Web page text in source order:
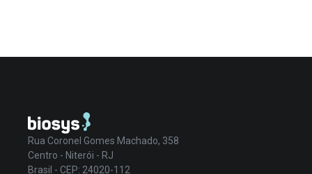
Rua Coronel Gomes Machado, 358
Centro - Niterói - RJ
Brasil - CEP: 24020-112